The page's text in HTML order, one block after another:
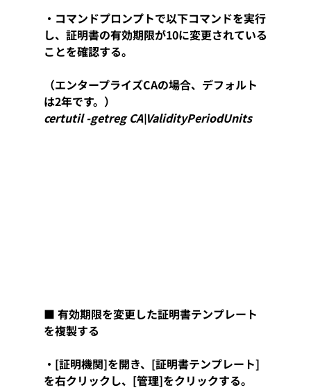
・コマンドプロンプトで以下コマンドを実行
し、証明書の有効期限が10に変更されている
ことを確認する。
（エンタープライズCAの場合、デフォルト
は2年です。）
certutil -getreg CA\ValidityPeriodUnits
■ 有効期限を変更した証明書テンプレート
を複製する
・[証明機関]を開き、[証明書テンプレート]
を右クリックし、[管理]をクリックする。